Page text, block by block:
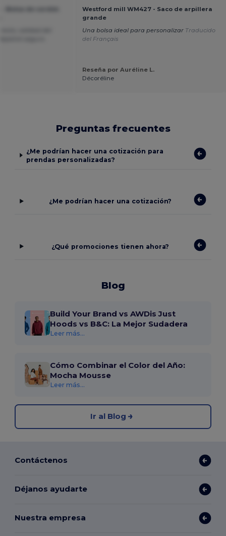
Westford mill WM427 - Saco de arpillera
grande
Una bolsa ideal para personalizar Traducido
del Français
Reseña por Auréline L.
Décoréline
Preguntas frecuentes
¿Me podrían hacer una cotización para
prendas personalizadas?
¿Me podrían hacer una cotización?
¿Qué promociones tienen ahora?
Blog
Build Your Brand vs AWDis Just
Hoods vs B&C: La Mejor Sudadera
Leer más...
Cómo Combinar el Color del Año:
Mocha Mousse
Leer más...
Ir al Blog
Contáctenos
Déjanos ayudarte
Nuestra empresa